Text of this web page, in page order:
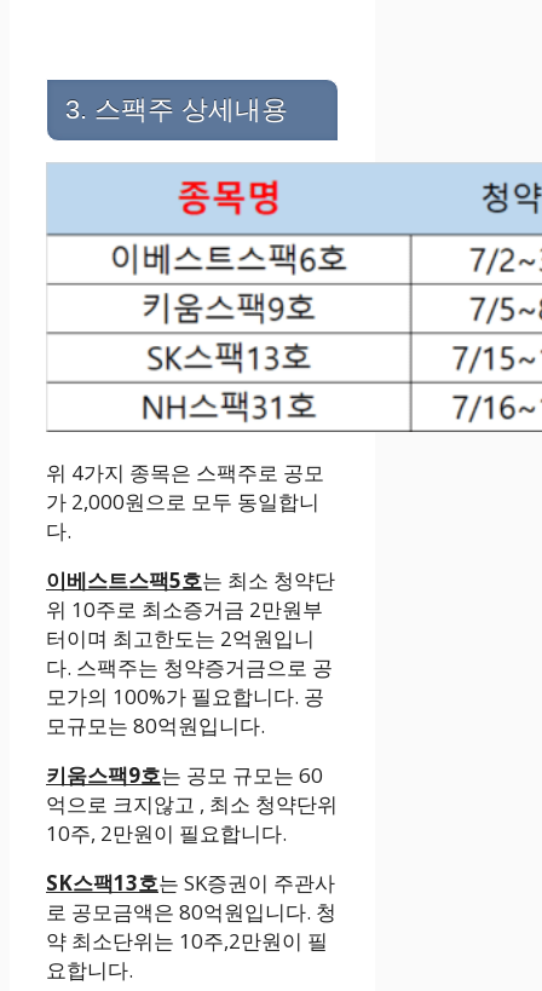
3. 스팩주 상세내용
위 4가지 종목은 스팩주로 공모
가 2,000원으로 모두 동일합니
다.
이베스트스팩5호는 최소 청약단
위 10주로 최소증거금 2만원부
터이며 최고한도는 2억원입니
다. 스팩주는 청약증거금으로 공
모가의 100%가 필요합니다. 공
모규모는 80억원입니다.
키움스팩9호는 공모 규모는 60
억으로 크지않고 , 최소 청약단위
10주, 2만원이 필요합니다.
SK스팩13호는 SK증권이 주관사
로 공모금액은 80억원입니다. 청
약 최소단위는 10주,2만원이 필
요합니다.